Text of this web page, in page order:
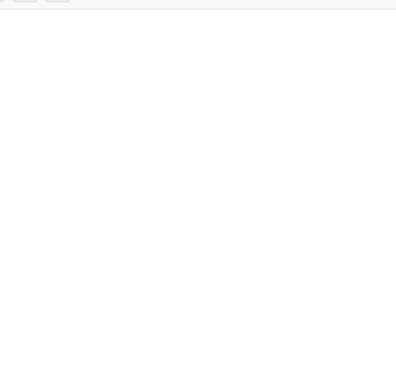
de touche #123 – Tours et détours de